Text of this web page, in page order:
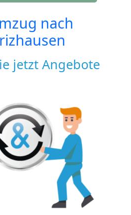
nach
jetzt Angebote